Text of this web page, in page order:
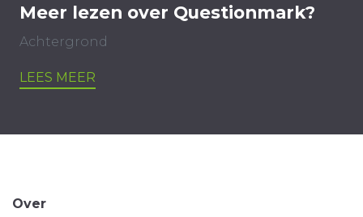
Meer lezen over Questionmark?
Achtergrond
LEES MEER
Over